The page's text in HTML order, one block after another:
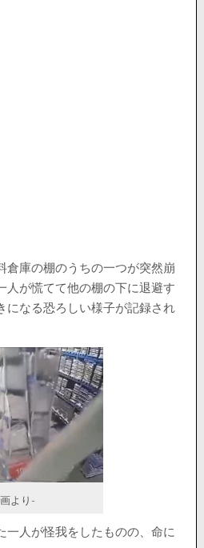
倉庫の棚のうちの一つが突然崩
人が慌てて他の棚の下に退避す
になる恐ろしい様子が記録され
より-
一人が怪我をしたものの、命に